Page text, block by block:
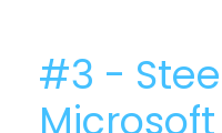
#3 -